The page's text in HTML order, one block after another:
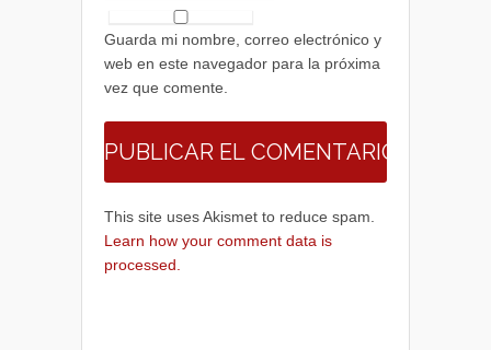
Guarda mi nombre, correo electrónico y
web en este navegador para la próxima
vez que comente.
This site uses Akismet to reduce spam.
Learn how your comment data is
processed.